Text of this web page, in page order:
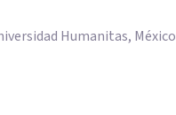
Humanitas, México